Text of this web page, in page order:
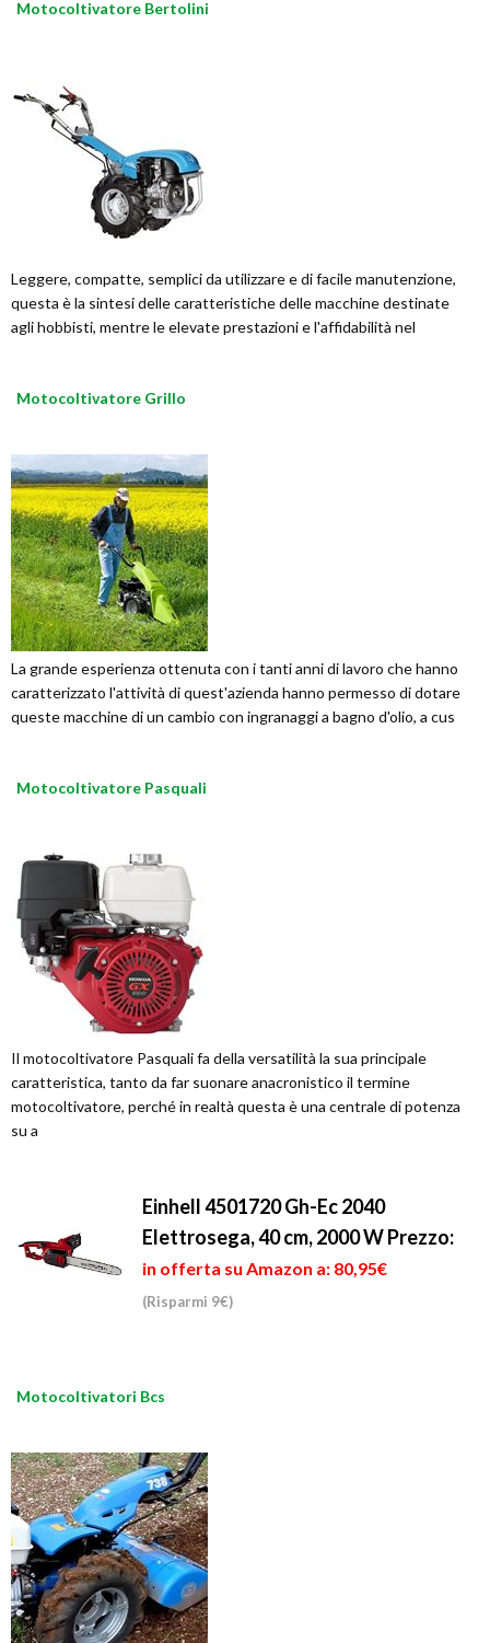
Motocoltivatore Bertolini
Leggere, compatte, semplici da utilizzare e di facile manutenzione,
questa è la sintesi delle caratteristiche delle macchine destinate
agli hobbisti, mentre le elevate prestazioni e l'affidabilità nel
Motocoltivatore Grillo
La grande esperienza ottenuta con i tanti anni di lavoro che hanno
caratterizzato l'attività di quest'azienda hanno permesso di dotare
queste macchine di un cambio con ingranaggi a bagno d'olio, a cus
Motocoltivatore Pasquali
Il motocoltivatore Pasquali fa della versatilità la sua principale
caratteristica, tanto da far suonare anacronistico il termine
motocoltivatore, perché in realtà questa è una centrale di potenza
su a
Einhell 4501720 Gh-Ec 2040
Elettrosega, 40 cm, 2000 WPrezzo:
in offerta su Amazon a: 80,95€
(Risparmi 9€)
Motocoltivatori Bcs